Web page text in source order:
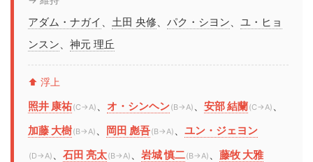
アダム・ナガイ 、 土田 央修、 パク・シヨン、 ユ・ヒョ
ンスン、 神元 理丘
⬆️ 浮上
照井 康祐(C→A) 、 オ・シンヘン(B→A) 、 安部 結蘭(C→A) 、
加藤 大樹(B→A) 、 岡田 彪吾(B→A) 、 ユン・ジェヨン
(D→A) 、 石田 亮太(B→A) 、 岩城 慎二(B→A) 、 藤牧 大雅